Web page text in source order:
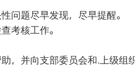
问题尽早发现，尽早提醒。
考核工作。
，并向支部委员会和.上级组